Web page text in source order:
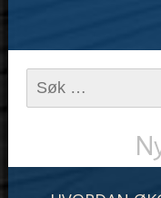
Leit
etter: